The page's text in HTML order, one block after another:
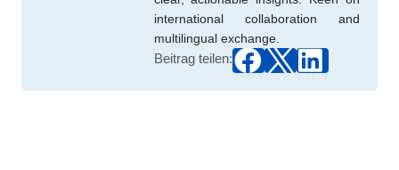
international collaboration and
multilingual exchange.
Beitrag teilen: